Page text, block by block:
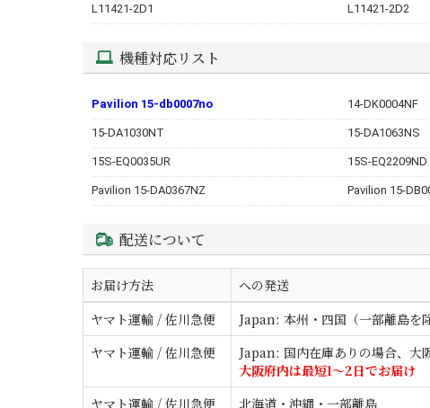
L11421-2D1 L11421-2D2
機種対応リスト
Pavilion 15-db0007no 14-DK0004NF
15-DA1030NT 15-DA1063NS
15S-EQ0035UR 15S-EQ2209ND
Pavilion 15-DA0367NZ Pavilion 15-
配送について
お届け方法 への発送
ヤマト運輸 / 佐川急便
Japan: 本州・四国（一部離島を
ヤマト運輸 / 佐川急便
Japan: 国内在庫ありの場合、大
大阪府内は最短1〜2日でお届け
ヤマト運輸 / 佐川急便 北海道・沖縄・一部離島